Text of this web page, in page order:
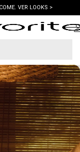
VER LOOKS >
AMEI >